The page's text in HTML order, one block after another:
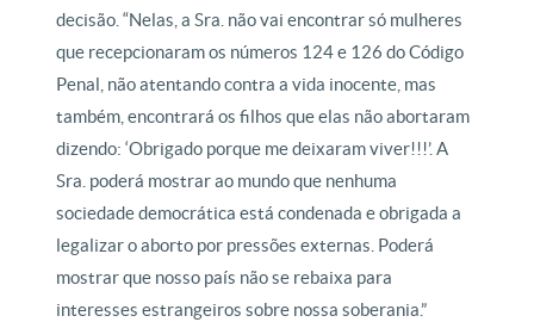
decisão. “Nelas, a Sra. não vai encontrar só mulheres
que recepcionaram os números 124 e 126 do Código
Penal, não atentando contra a vida inocente, mas
também, encontrará os filhos que elas não abortaram
dizendo: ‘Obrigado porque me deixaram viver!!!’. A
Sra. poderá mostrar ao mundo que nenhuma
sociedade democrática está condenada e obrigada a
legalizar o aborto por pressões externas. Poderá
mostrar que nosso país não se rebaixa para
interesses estrangeiros sobre nossa soberania.”